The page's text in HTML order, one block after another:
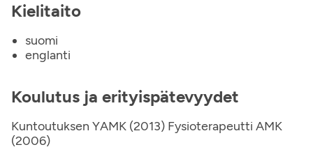
Kielitaito
suomi
englanti
Koulutus ja erityispätevyydet
Kuntoutuksen YAMK (2013) Fysioterapeutti AMK
(2006)